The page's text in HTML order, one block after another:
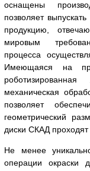
оснащены
позволяет
продукцию,
мировым
процесса
Имеющаяся на
механическая
позволяет
геометрический
диски СКАД
Не менее
операции окраски